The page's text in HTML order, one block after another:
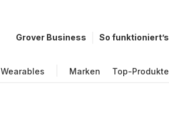
Grover Business So funktioniert’s
Wearables Marken Top-Produkte